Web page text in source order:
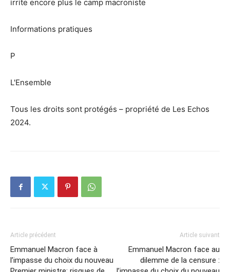
irrite encore plus le camp macroniste
Informations pratiques
P
L'Ensemble
Tous les droits sont protégés – propriété de Les Echos
2024.
Article précédent
Emmanuel Macron face à
l’impasse du choix du nouveau
Article suivant
Emmanuel Macron face au
dilemme de la censure :